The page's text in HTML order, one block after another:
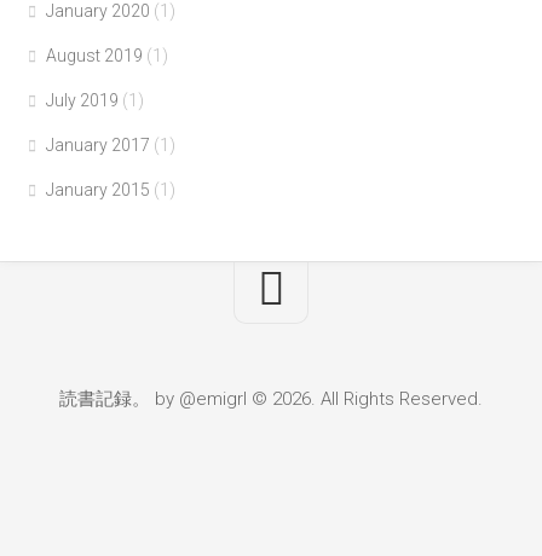
January 2020 (1)
August 2019 (1)
July 2019 (1)
January 2017 (1)
January 2015 (1)
読書記録。 by @emigrl © 2026. All Rights Reserved.